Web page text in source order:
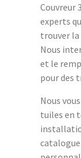
Couvreur
experts
trouver
Nous
et le
pour des
Nous
tuiles en